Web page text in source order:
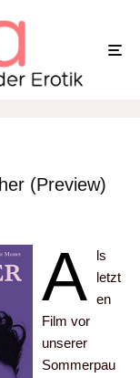
(Preview)
A
ls
letzt
en
Film vor
unserer
Sommerpau